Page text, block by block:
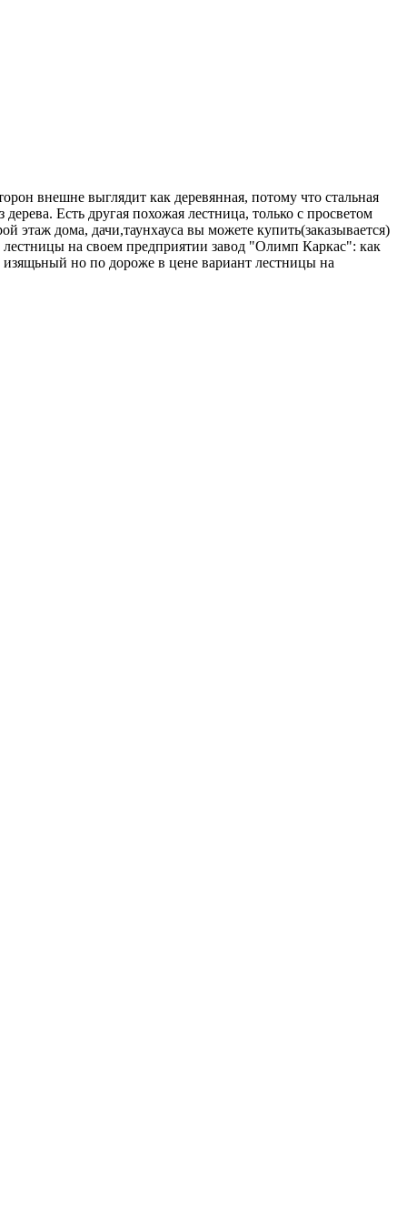
внешне выглядит как деревянная, потому что стальная
Есть другая похожая лестница, только с просветом
этаж дома, дачи,таунхауса вы можете купить(заказывается)
на своем предприятии завод "Олимп Каркас": как
но по дороже в цене вариант лестницы на